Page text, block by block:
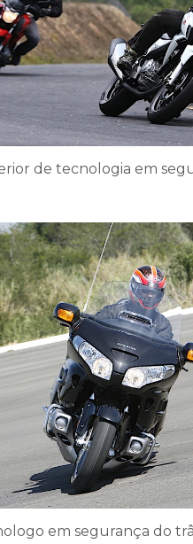
de tecnologia em
em segurança do